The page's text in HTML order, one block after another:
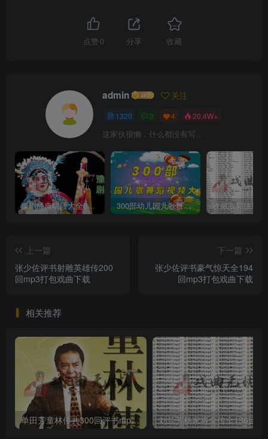
点赞 0 分享 收藏
admin 关注
1320 3 4 20.4W+
这家伙很懒，什么都没有写...
豫剧经典唱段大全850首mp3打包戏曲下载 300部幼儿园儿歌舞蹈视频大合集
上一篇
张少佐评书射雕英雄传200
回mp3打包戏曲下载
下一篇
张少佐评书豪气惊天全194
回mp3打包戏曲下载
相关推荐
单田芳童林传共300回评书mp3打包戏曲下载 刘兰芳杨家将全传全136回